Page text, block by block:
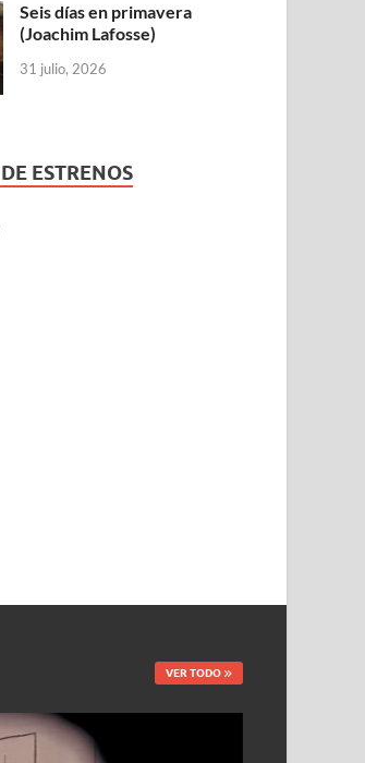
Seis días en primavera
(Joachim Lafosse)
31 julio, 2026
ESTRENOS
VER TODO